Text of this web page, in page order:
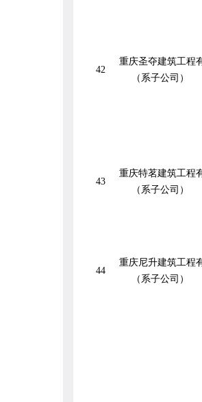
42
重庆圣夺建筑工程
（系子公司）
43
重庆特茗建筑工程
（系子公司）
44
重庆尼升建筑工程
（系子公司）